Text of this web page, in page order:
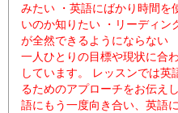
みたい ・英語にばかり時間を
いのか知りたい ・リーディン
が全然できるようにならな
一人ひとりの目標や現状に合
しています。 レッスンでは英
るためのアプローチをお伝え
語にもう一度向き合い、英語